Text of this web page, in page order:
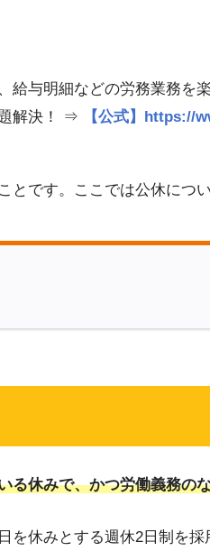
給与明細などの労務業務を
解決！ ⇒
【公式】https://
とです。ここでは公休につ
る休みで、かつ労働義務の
を休みとする週休2日制を